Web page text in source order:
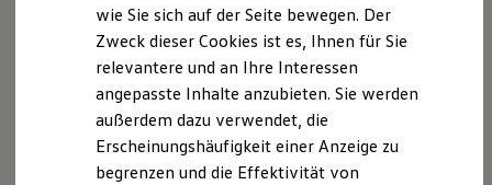
Fahrerassistenz- und Sicherheitssysteme
Kontrollleuchten
Kurzfahrprofile und Ölverdünnung
XTL-Dieselkraftstoff
Ersatzteile und Betriebsflüssigkeiten
Original Zubehör und Lifestyle Produkte
myVolkswagen
myVolkswagen Business
Datenschutzerklärung
A. Verantwortlicher
Wir freuen uns, dass Sie unsere Webseite der
wie Sie sich auf der Seite bewegen. Der
Zweck dieser Cookies ist es, Ihnen für Sie
relevantere und an Ihre Interessen
angepasste Inhalte anzubieten. Sie werden
außerdem dazu verwendet, die
Erscheinungshäufigkeit einer Anzeige zu
begrenzen und die Effektivität von